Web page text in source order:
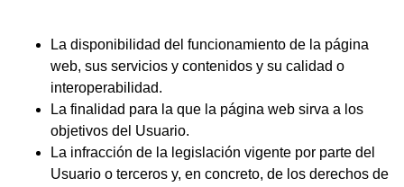
La disponibilidad del funcionamiento de la página
web, sus servicios y contenidos y su calidad o
interoperabilidad.
La finalidad para la que la página web sirva a los
objetivos del Usuario.
La infracción de la legislación vigente por parte del
Usuario o terceros y, en concreto, de los derechos de